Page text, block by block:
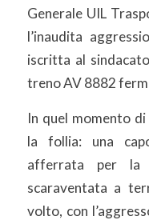
Generale UIL
l’inaudita
iscritta al
treno AV 8882
In quel momento
la follia: una
afferrata per la
scaraventata a
volto, con